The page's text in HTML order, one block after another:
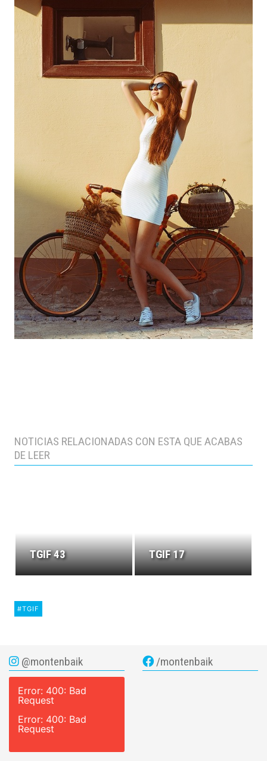
NOTICIAS RELACIONADAS CON ESTA QUE ACABAS
DE LEER
TGIF 43 TGIF 17
#TGIF
@montenbaik
Error: 400: Bad
Request
Error: 400: Bad
Request
/montenbaik